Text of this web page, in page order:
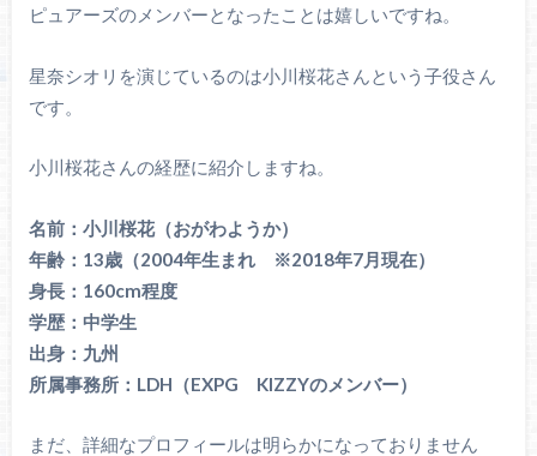
ピュアーズのメンバーとなったことは嬉しいですね。
星奈シオリを演じているのは小川桜花さんという子役さん
です。
小川桜花さんの経歴に紹介しますね。
名前：小川桜花（おがわようか）
年齢：13歳（2004年生まれ ※2018年7月現在）
身長：160cm程度
学歴：中学生
出身：九州
所属事務所：LDH（EXPG KIZZYのメンバー）
まだ、詳細なプロフィールは明らかになっておりません